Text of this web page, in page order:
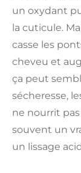
un oxydant
la cuticule.
casse les
cheveu et
ça peut
sécheresse,
ne nourrit
souvent un
un lissage